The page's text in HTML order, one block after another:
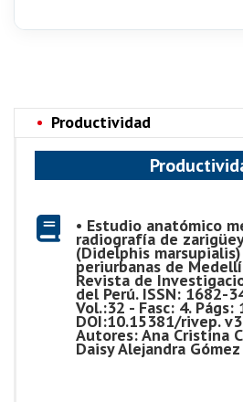
Productividad
• Estudio anatómico
radiografía de
(Didelphis
periurbanas de
Revista de
del Perú. ISSN: 1682-
Vol.:32 - Fasc: 4. Págs:
DOI:10.15381/rivep.
Autores: Ana Cristina
Daisy Alejandra